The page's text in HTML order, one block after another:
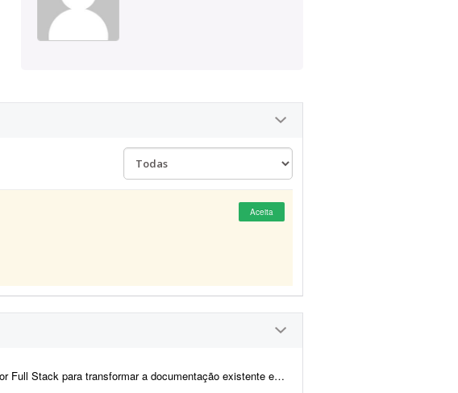
Aceita
a documentação existente em um sistema seguro, escalável e com boa experiência para o usuário. O projeto é...